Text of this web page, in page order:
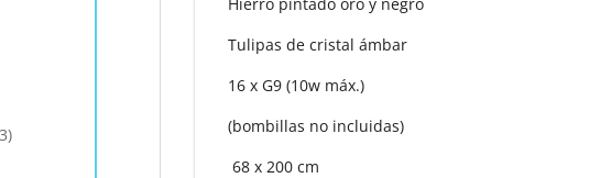
Tulipas de cristal ámbar
16 x G9 (10w máx.)
(bombillas no incluidas)
68 x 200 cm